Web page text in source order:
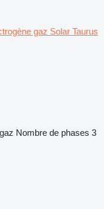
gaz Solar Taurus
gaz Nombre de phases 3